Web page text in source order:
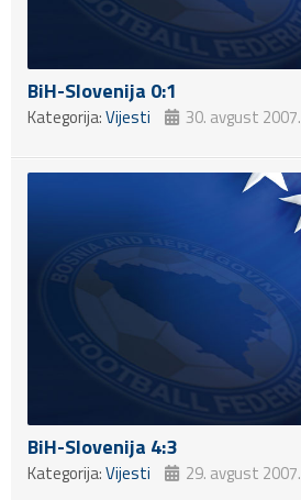
BiH-Slovenija 0:1
Kategorija:Vijesti 30. avgust 2007.
BiH-Slovenija 4:3
Kategorija:Vijesti 29. avgust 2007.